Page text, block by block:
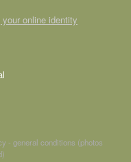
your online identity
- general conditions (photos